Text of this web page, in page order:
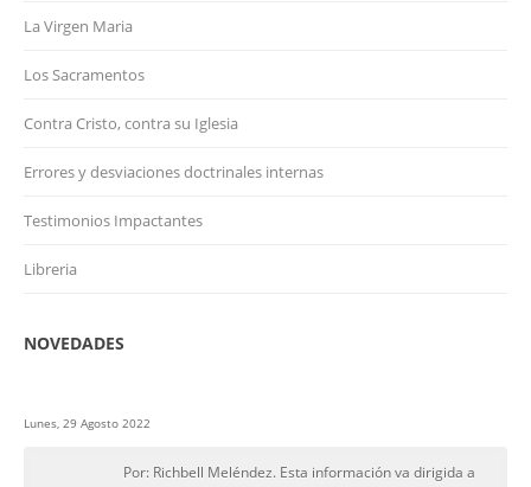
La Virgen Maria
Los Sacramentos
Contra Cristo, contra su Iglesia
Errores y desviaciones doctrinales internas
Testimonios Impactantes
Libreria
NOVEDADES
Lunes, 29 Agosto 2022
Por: Richbell Meléndez. Esta información va dirigida a